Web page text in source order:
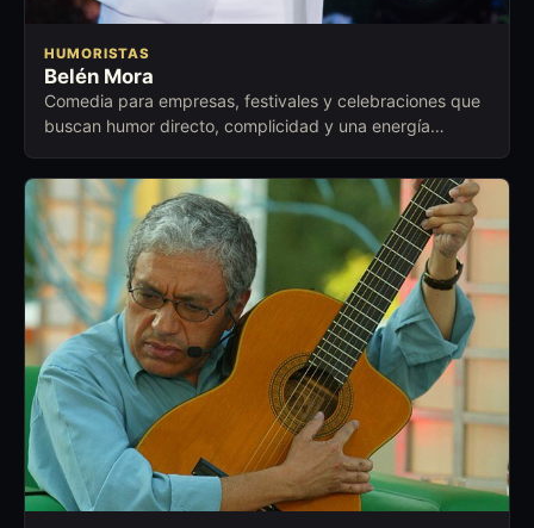
HUMORISTAS
Belén Mora
Comedia para empresas, festivales y celebraciones que
buscan humor directo, complicidad y una energía